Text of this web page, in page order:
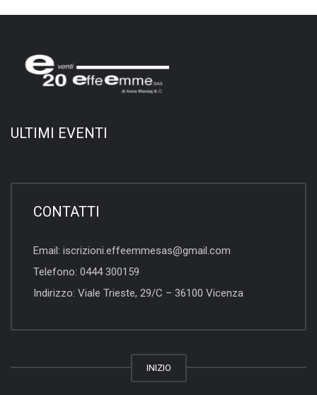
ULTIMI EVENTI
CONTATTI
Email: iscrizioni.effeemmesas@gmail.com
Telefono: 0444 300159
Indirizzo: Viale Trieste, 29/C – 36100 Vicenza
INIZIO